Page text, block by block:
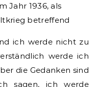
Jahr 1936, als
betreffend
ich werde nicht zu
werde ich
die Gedanken sind
sagen, ich werde